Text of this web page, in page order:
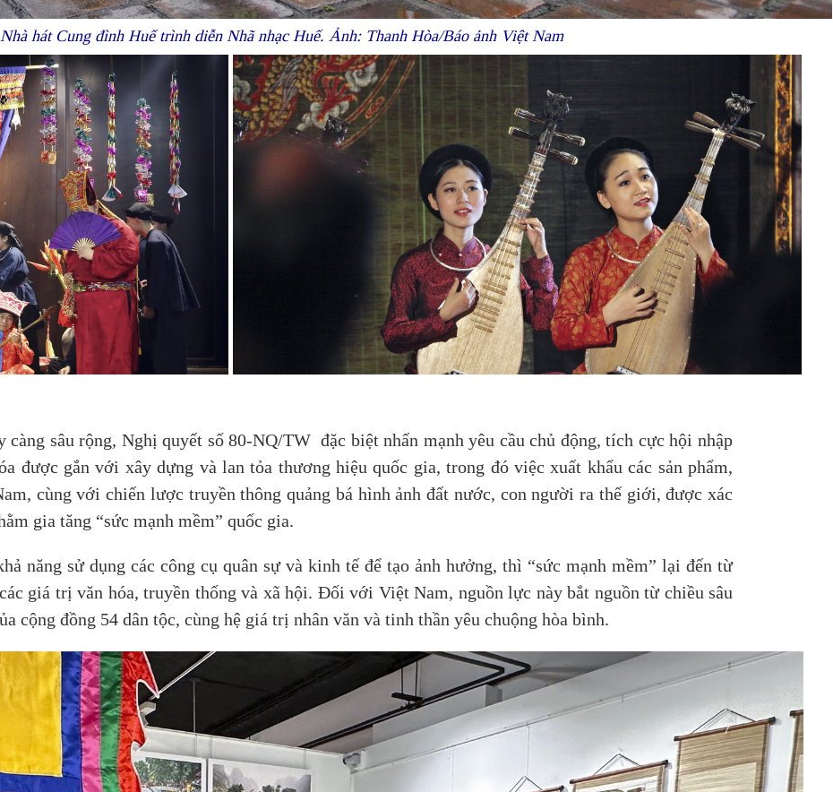
hát Cung đình Huế trình diễn Nhã nhạc Huế. Ảnh: Thanh Hòa/Báo ảnh Việt Nam
càng sâu rộng, Nghị quyết số 80-NQ/TW đặc biệt nhấn mạnh yêu cầu chủ động, tích cực hội nhập
được gắn với xây dựng và lan tỏa thương hiệu quốc gia, trong đó việc xuất khẩu các sản phẩm,
cùng với chiến lược truyền thông quảng bá hình ảnh đất nước, con người ra thế giới, được xác
gia tăng “sức mạnh mềm” quốc gia.
năng sử dụng các công cụ quân sự và kinh tế để tạo ảnh hưởng, thì “sức mạnh mềm” lại đến từ
giá trị văn hóa, truyền thống và xã hội. Đối với Việt Nam, nguồn lực này bắt nguồn từ chiều sâu
cộng đồng 54 dân tộc, cùng hệ giá trị nhân văn và tinh thần yêu chuộng hòa bình.